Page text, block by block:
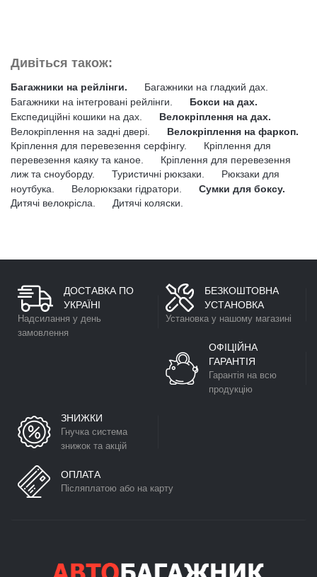
Дивіться також:
Багажники на рейлінги.
Багажники на гладкий дах.
Багажники на інтегровані рейлінги.
Бокси на дах.
Експедиційні кошики на дах.
Велокріплення на дах.
Велокріплення на задні двері.
Велокріплення на фаркоп.
Кріплення для перевезення серфінгу.
Кріплення для
перевезення каяку та каное.
Кріплення для перевезення
лиж та сноуборду.
Туристичні рюкзаки.
Рюкзаки для
ноутбука.
Велорюкзаки гідратори.
Сумки для боксу.
Дитячі велокрісла.
Дитячі коляски.
ДОСТАВКА ПО
УКРАЇНІ
Надсилання у день
замовлення
БЕЗКОШТОВНА
УСТАНОВКА
Установка у нашому магазині
ОФІЦІЙНА
ГАРАНТІЯ
Гарантія на всю
продукцію
ЗНИЖКИ
Гнучка система
знижок та акцій
ОПЛАТА
Післяплатою або на карту